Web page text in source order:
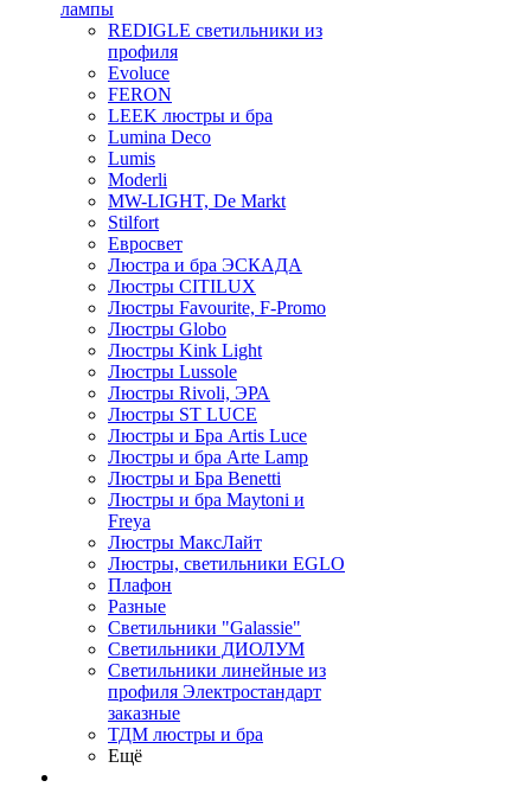
лампы
REDIGLE светильники из
профиля
Evoluce
FERON
LEEK люстры и бра
Lumina Deco
Lumis
Moderli
MW-LIGHT, De Markt
Stilfort
Евросвет
Люстра и бра ЭСКАДА
Люстры CITILUX
Люстры Favourite, F-Promo
Люстры Globo
Люстры Kink Light
Люстры Lussole
Люстры Rivoli, ЭРА
Люстры ST LUCE
Люстры и Бра Artis Luce
Люстры и бра Arte Lamp
Люстры и Бра Benetti
Люстры и бра Maytoni и
Freya
Люстры МаксЛайт
Люстры, светильники EGLO
Плафон
Разные
Светильники "Galassie"
Светильники ДИОЛУМ
Светильники линейные из
профиля Электростандарт
заказные
ТДМ люстры и бра
Ещё